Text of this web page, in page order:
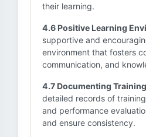
their learning.
4.6 Positive Learning
supportive and
environment that fosters
communication, and
4.7 Documenting
detailed records of
and performance
and ensure consistency.